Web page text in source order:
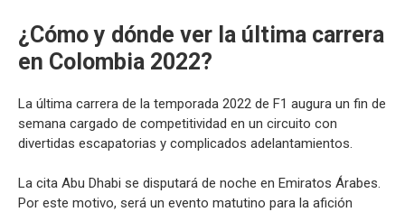
¿Cómo y dónde ver la última carrera
en Colombia 2022?
La última carrera de la temporada 2022 de F1 augura un fin de
semana cargado de competitividad en un circuito con
divertidas escapatorias y complicados adelantamientos.
La cita Abu Dhabi se disputará de noche en Emiratos Árabes.
Por este motivo, será un evento matutino para la afición